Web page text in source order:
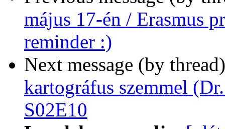
május 17-én / Erasmus
reminder :)
Next message (by
kartográfus szemmel
S02E10